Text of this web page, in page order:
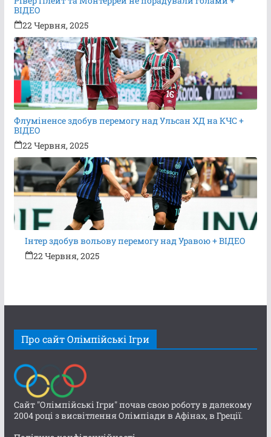
ВІДЕО
22 Червня, 2025
Флуміненсе здобув перемогу над Ульсан ХД на КЧС +
ВІДЕО
22 Червня, 2025
Інтер здобув вольову перемогу над Уравою + ВІДЕО
22 Червня, 2025
Про сайт Олімпійські Ігри
Сайт "Олімпійські Ігри" почав свою роботу в далекому
2004 році з висвітлення Олімпіади в Афінах, в Греції.